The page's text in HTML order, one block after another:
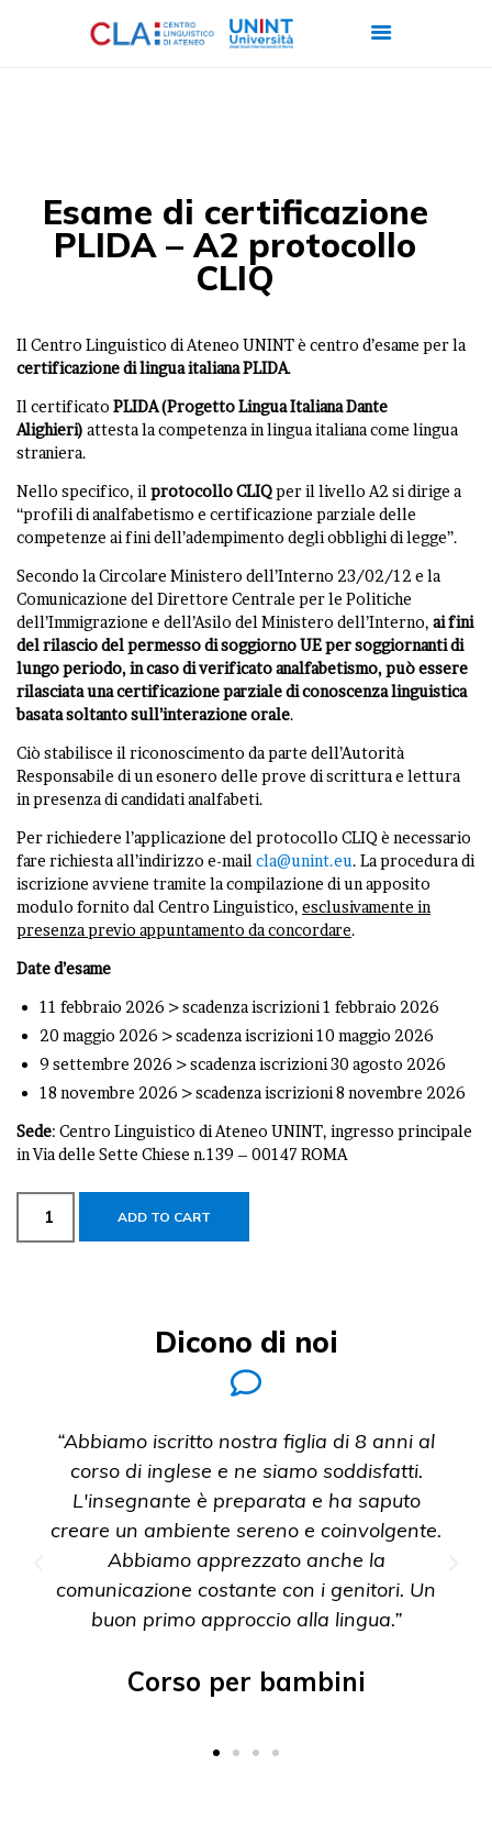
CERTIFICAZIONI
ITALIANO PER
STRANIERI
FORMAZIONE
AZIENDALE
LAVORA CON NOI
Esame di certificazione
PLIDA – A2 protocollo
CLIQ
Il Centro Linguistico di Ateneo UNINT è centro d’esame per la
certificazione di lingua italiana PLIDA.
Il certificato PLIDA (Progetto Lingua Italiana Dante
Alighieri) attesta la competenza in lingua italiana come lingua
straniera.
Nello specifico, il protocollo CLIQper il livello A2 si dirige a
“profili di analfabetismo e certificazione parziale delle
competenze ai fini dell’adempimento degli obblighi di legge”.
Secondo la Circolare Ministero dell’Interno 23/02/12 e la
Comunicazione del Direttore Centrale per le Politiche
dell’Immigrazione e dell’Asilo del Ministero dell’Interno, ai fini
del rilascio del permesso di soggiorno UE per soggiornanti di
lungo periodo, in caso di verificato analfabetismo, può essere
rilasciata una certificazione parziale di conoscenza linguistica
basata soltanto sull’interazione orale.
Ciò stabilisce il riconoscimento da parte dell’Autorità
Responsabile di un esonero delle prove di scrittura e lettura
in presenza di candidati analfabeti.
Per richiedere l’applicazione del protocollo CLIQ è necessario
fare richiesta all’indirizzo e-mail cla@unint.eu. La procedura di
iscrizione avviene tramite la compilazione di un apposito
modulo fornito dal Centro Linguistico, esclusivamente in
presenza previo appuntamento da concordare.
Date d’esame
11 febbraio 2026 > scadenza iscrizioni 1 febbraio 2026
20 maggio 2026 > scadenza iscrizioni 10 maggio 2026
9 settembre 2026 > scadenza iscrizioni 30 agosto 2026
18 novembre 2026 > scadenza iscrizioni 8 novembre 2026
Sede: Centro Linguistico di Ateneo UNINT, ingresso principale
in Via delle Sette Chiese n.139 – 00147 ROMA
ADD TO CART
Dicono di noi
“Abbiamo iscritto nostra figlia di 8 anni al
corso di inglese e ne siamo soddisfatti.
L'insegnante è preparata e ha saputo
creare un ambiente sereno e coinvolgente.
Abbiamo apprezzato anche la
comunicazione costante con i genitori. Un
buon primo approccio alla lingua.”
Corso per bambini